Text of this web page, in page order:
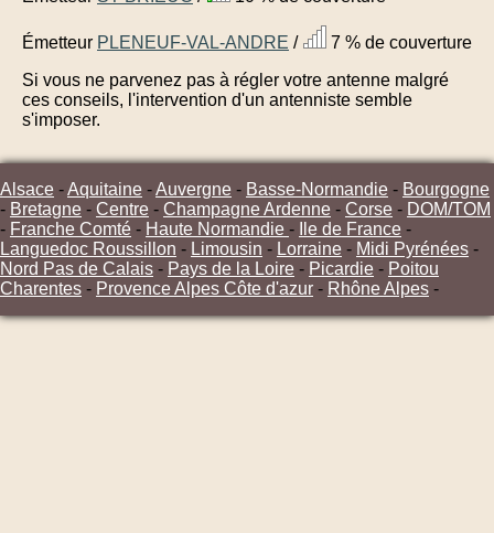
Émetteur PLENEUF-VAL-ANDRE /
7 % de couverture
Si vous ne parvenez pas à régler votre antenne malgré
ces conseils, l'intervention d'un antenniste semble
s'imposer.
Alsace -Aquitaine -Auvergne - Basse-Normandie - Bourgogne
- Bretagne - Centre - Champagne Ardenne - Corse - DOM/TOM
- Franche Comté - Haute Normandie - Ile de France -
Languedoc Roussillon - Limousin - Lorraine - Midi Pyrénées -
Nord Pas de Calais - Pays de la Loire - Picardie - Poitou
Charentes - Provence Alpes Côte d'azur - Rhône Alpes -